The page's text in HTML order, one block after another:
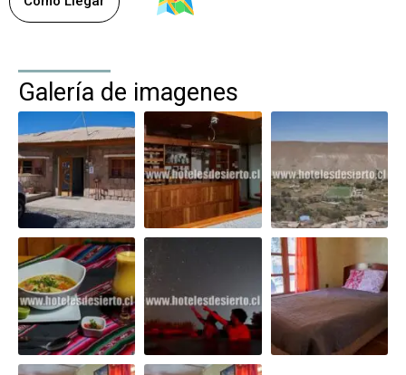
Galería de imagenes